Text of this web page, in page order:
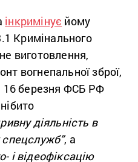
інкримінує йому
Кримінального
виготовлення,
вогнепальної зброї,
16 березня ФСБ РФ
діяльність в
спецслужб”, а
і відеофіксацію